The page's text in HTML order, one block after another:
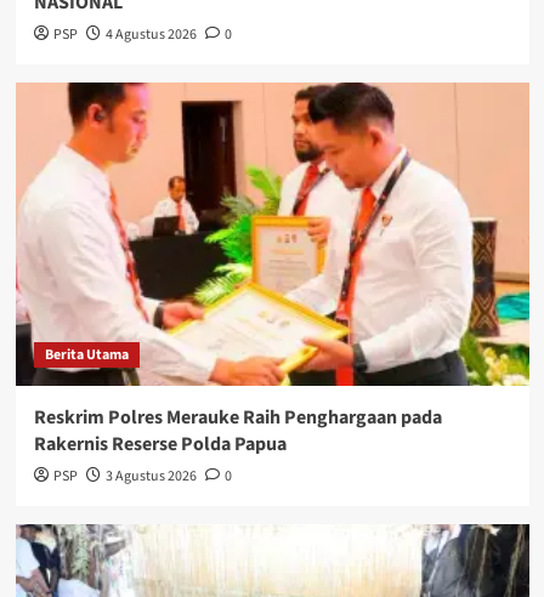
PSP 4 Agustus 2026 0
Berita Utama
Reskrim Polres Merauke Raih Penghargaan pada
Rakernis Reserse Polda Papua
PSP 3 Agustus 2026 0